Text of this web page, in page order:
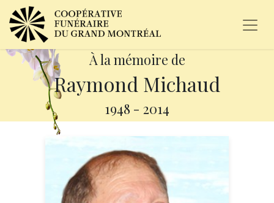
À la mémoire de
Raymond Michaud
1948 - 2014